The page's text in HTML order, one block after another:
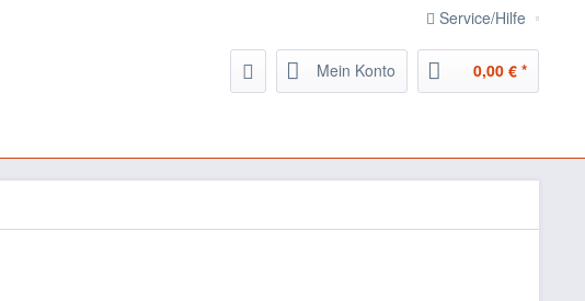
Service/Hilfe
Mein Konto 0,00 € *